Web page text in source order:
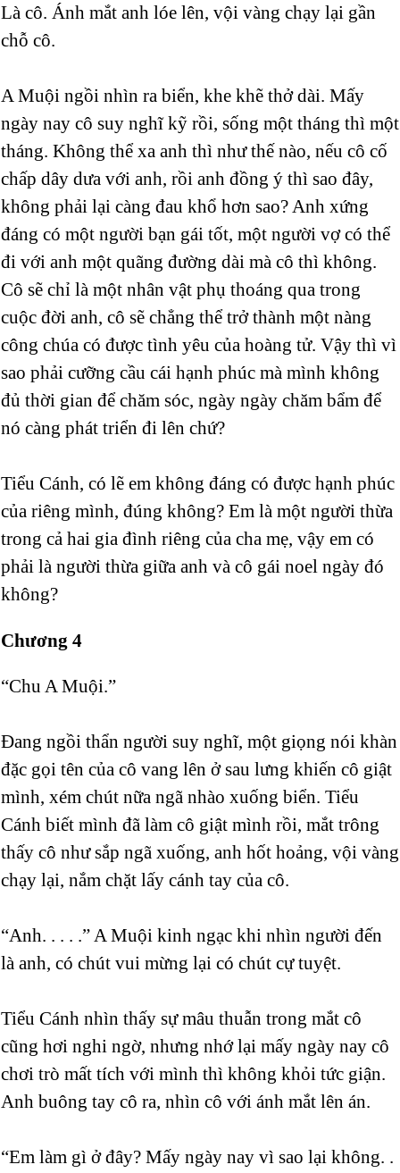
Là cô. Ánh mắt anh lóe lên, vội vàng chạy lại gần
chỗ cô.
A Muội ngồi nhìn ra biển, khe khẽ thở dài. Mấy
ngày nay cô suy nghĩ kỹ rồi, sống một tháng thì một
tháng. Không thể xa anh thì như thế nào, nếu cô cố
chấp dây dưa với anh, rồi anh đồng ý thì sao đây,
không phải lại càng đau khổ hơn sao? Anh xứng
đáng có một người bạn gái tốt, một người vợ có thể
đi với anh một quãng đường dài mà cô thì không.
Cô sẽ chỉ là một nhân vật phụ thoáng qua trong
cuộc đời anh, cô sẽ chẳng thể trở thành một nàng
công chúa có được tình yêu của hoàng tử. Vậy thì vì
sao phải cưỡng cầu cái hạnh phúc mà mình không
đủ thời gian để chăm sóc, ngày ngày chăm bẩm để
nó càng phát triển đi lên chứ?
Tiểu Cánh, có lẽ em không đáng có được hạnh phúc
của riêng mình, đúng không? Em là một người thừa
trong cả hai gia đình riêng của cha mẹ, vậy em có
phải là người thừa giữa anh và cô gái noel ngày đó
không?
Chương 4
“Chu A Muội.”
Đang ngồi thẩn người suy nghĩ, một giọng nói khàn
đặc gọi tên của cô vang lên ở sau lưng khiến cô giật
mình, xém chút nữa ngã nhào xuống biển. Tiểu
Cánh biết mình đã làm cô giật mình rồi, mắt trông
thấy cô như sắp ngã xuống, anh hốt hoảng, vội vàng
chạy lại, nắm chặt lấy cánh tay của cô.
“Anh. . . . .” A Muội kinh ngạc khi nhìn người đến
là anh, có chút vui mừng lại có chút cự tuyệt.
Tiểu Cánh nhìn thấy sự mâu thuẫn trong mắt cô
cũng hơi nghi ngờ, nhưng nhớ lại mấy ngày nay cô
chơi trò mất tích với mình thì không khỏi tức giận.
Anh buông tay cô ra, nhìn cô với ánh mắt lên án.
“Em làm gì ở đây? Mấy ngày nay vì sao lại không. .